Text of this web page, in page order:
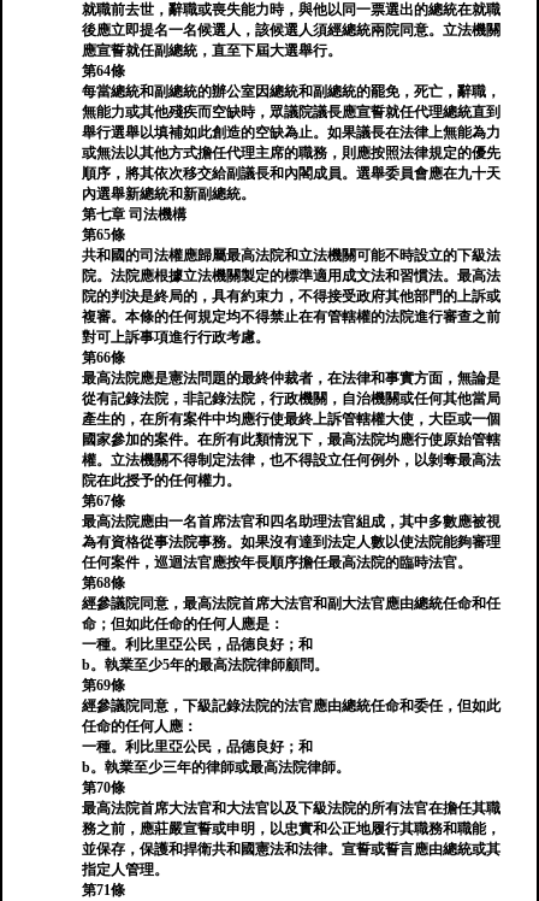
就職前去世，辭職或喪失能力時，與他以同一票選出的總統在就職
後應立即提名一名候選人，該候選人須經總統兩院同意。立法機關
應宣誓就任副總統，直至下屆大選舉行。
第64條
每當總統和副總統的辦公室因總統和副總統的罷免，死亡，辭職，
無能力或其他殘疾而空缺時，眾議院議長應宣誓就任代理總統直到
舉行選舉以填補如此創造的空缺為止。如果議長在法律上無能為力
或無法以其他方式擔任代理主席的職務，則應按照法律規定的優先
順序，將其依次移交給副議長和內閣成員。選舉委員會應在九十天
內選舉新總統和新副總統。
第七章 司法機構
第65條
共和國的司法權應歸屬最高法院和立法機關可能不時設立的下級法
院。法院應根據立法機關製定的標準適用成文法和習慣法。最高法
院的判決是終局的，具有約束力，不得接受政府其他部門的上訴或
複審。本條的任何規定均不得禁止在有管轄權的法院進行審查之前
對可上訴事項進行行政考慮。
第66條
最高法院應是憲法問題的最終仲裁者，在法律和事實方面，無論是
從有記錄法院，非記錄法院，行政機關，自治機關或任何其他當局
產生的，在所有案件中均應行使最終上訴管轄權大使，大臣或一個
國家參加的案件。在所有此類情況下，最高法院均應行使原始管轄
權。立法機關不得制定法律，也不得設立任何例外，以剝奪最高法
院在此授予的任何權力。
第67條
最高法院應由一名首席法官和四名助理法官組成，其中多數應被視
為有資格從事法院事務。如果沒有達到法定人數以使法院能夠審理
任何案件，巡迴法官應按年長順序擔任最高法院的臨時法官。
第68條
經參議院同意，最高法院首席大法官和副大法官應由總統任命和任
命；但如此任命的任何人應是：
一種。利比里亞公民，品德良好；和
b。執業至少5年的最高法院律師顧問。
第69條
經參議院同意，下級記錄法院的法官應由總統任命和委任，但如此
任命的任何人應：
一種。利比里亞公民，品德良好；和
b。執業至少三年的律師或最高法院律師。
第70條
最高法院首席大法官和大法官以及下級法院的所有法官在擔任其職
務之前，應莊嚴宣誓或申明，以忠實和公正地履行其職務和職能，
並保存，保護和捍衛共和國憲法和法律。宣誓或誓言應由總統或其
指定人管理。
第71條